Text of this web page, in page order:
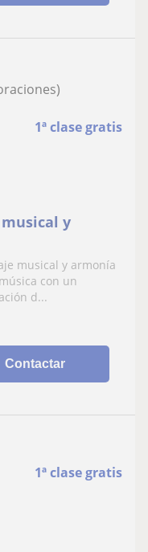
1ª clase gratis
y
musical y armonía
con un
d...
Contactar
1ª clase gratis